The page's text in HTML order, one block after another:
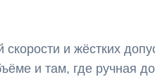
и жёстких
и там, где ручная